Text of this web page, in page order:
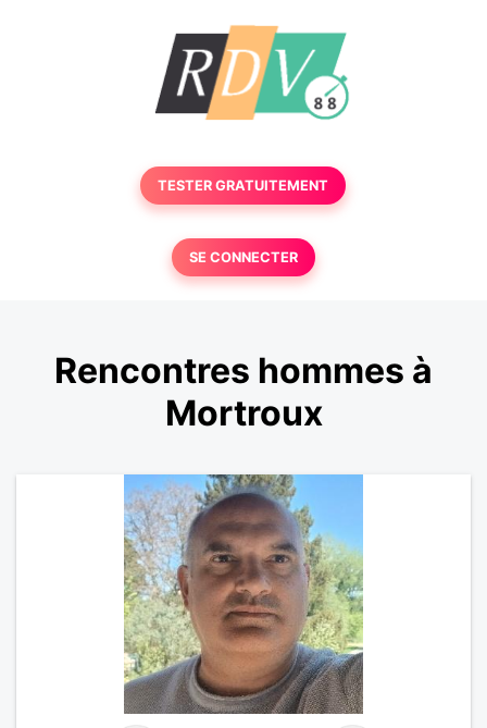
TESTER GRATUITEMENT
SE CONNECTER
Rencontres hommes à
Mortroux